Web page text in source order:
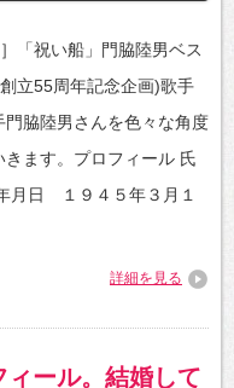
「祝い船」門脇陸男ベス
立55周年記念企画)歌手
門脇陸男さんを色々な角度
ます。プロフィール 氏
日 １９４５年３月１
詳細を見る
ィール。結婚して